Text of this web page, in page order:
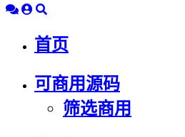
首页
可商用源码
筛选商用